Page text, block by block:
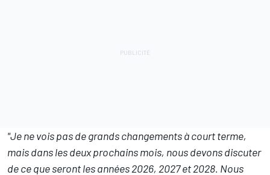
"Je ne vois pas de grands changements à court terme,
mais dans les deux prochains mois, nous devons discuter
de ce que seront les années 2026, 2027 et 2028. Nous